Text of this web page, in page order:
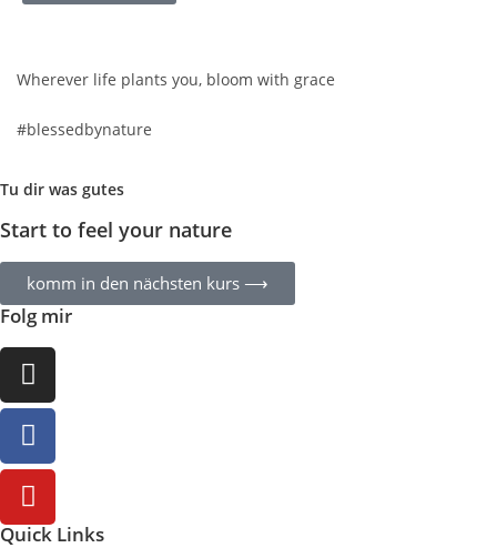
Wherever life plants you, bloom with grace
#blessedbynature
Tu dir was gutes
Start to feel your nature
komm in den nächsten kurs ⟶
Folg mir
Quick Links